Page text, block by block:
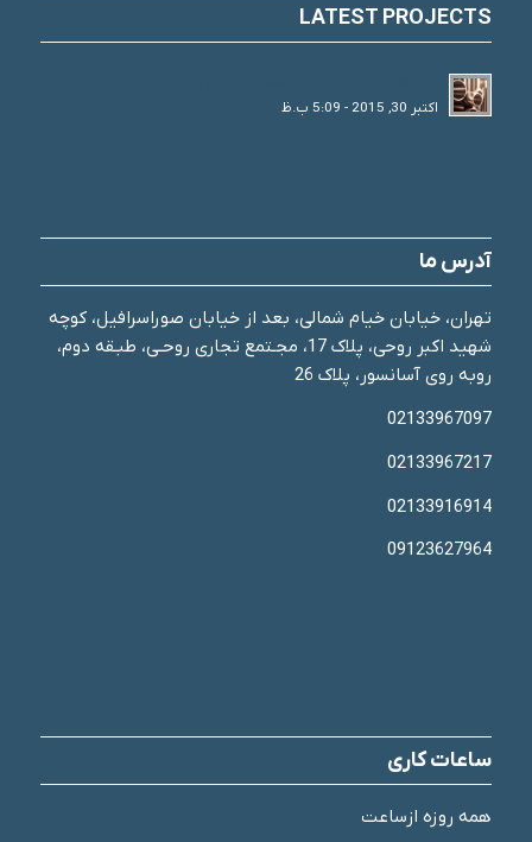
LATEST PROJECTS
اکتبر 30, 2015 - 5:09 ب.ظ
آدرس ما
تهران، خیابان خیام شمالی، بعد از خیابان صوراسرافیل، کوچه
شهید اکبر روحی، پلاک 17، مجـتمع تجاری روحـی، طبـقه دوم،
روبه روی آسانسور، پلاک 26
02133967097
02133967217
02133916914
09123627964
ساعات کاری
همه روزه ازساعت